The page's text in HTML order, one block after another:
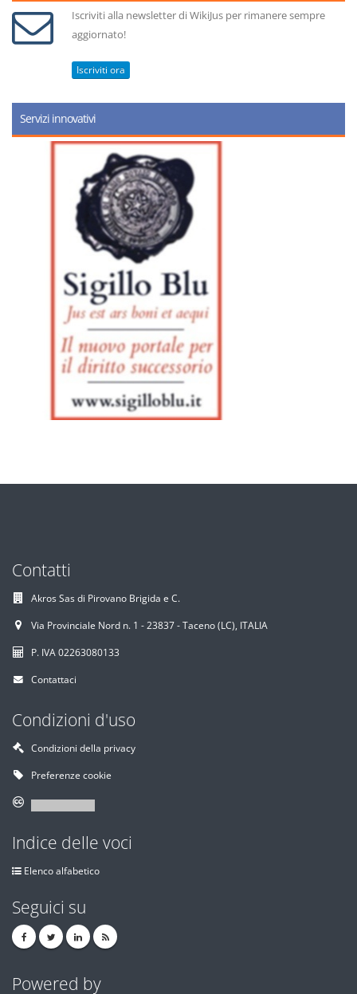
Iscriviti alla newsletter di WikiJus per rimanere sempre
aggiornato!
Iscriviti ora
Servizi innovativi
Contatti
Akros Sas di Pirovano Brigida e C.
Via Provinciale Nord n. 1 - 23837 - Taceno (LC), ITALIA
P. IVA 02263080133
Contattaci
Condizioni d'uso
Condizioni della privacy
Preferenze cookie
Indice delle voci
Elenco alfabetico
Seguici su
Powered by